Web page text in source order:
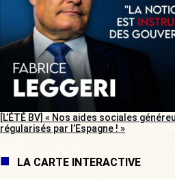
[L’ÉTÉ BV] « Nos aides sociales
régularisés par l’Espagne ! »
LA CARTE INTERACTIVE